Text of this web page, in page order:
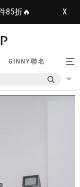
85折🔥 X
GINNY聯名